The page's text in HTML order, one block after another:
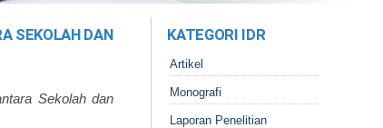
SEKOLAH DAN
Sekolah dan
KATEGORI IDR
Artikel
Monografi
Laporan Penelitian